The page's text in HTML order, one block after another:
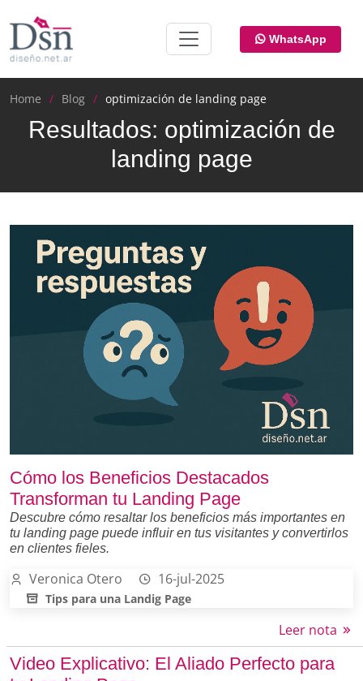
WhatsApp
Home Blog optimización de landing page
Resultados: optimización de
landing page
Cómo los Beneficios Destacados
Transforman tu Landing Page
Descubre cómo resaltar los beneficios más importantes en
tu landing page puede influir en tus visitantes y convertirlos
en clientes fieles.
Veronica Otero 16-jul-2025
Tips para una Landig Page
Leer nota
Video Explicativo: El Aliado Perfecto para